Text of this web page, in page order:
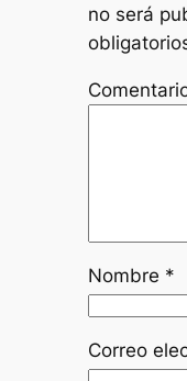
no será
Nombre *
Correo